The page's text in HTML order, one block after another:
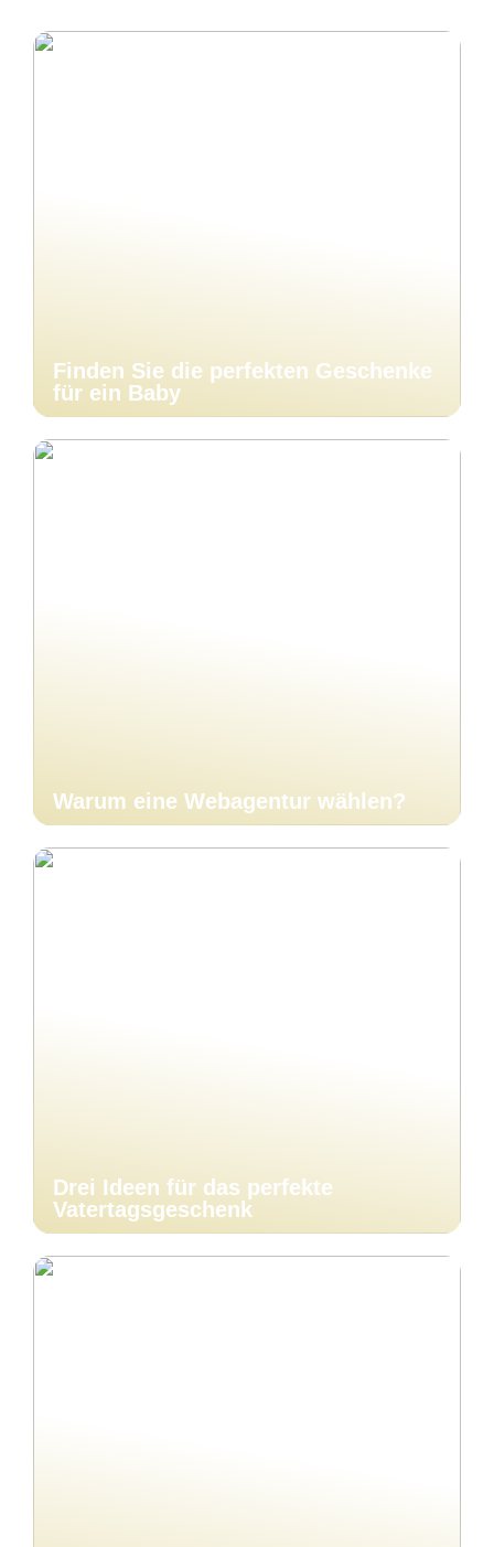
Finden Sie die perfekten Geschenke
für ein Baby
Warum eine Webagentur wählen?
Drei Ideen für das perfekte
Vatertagsgeschenk